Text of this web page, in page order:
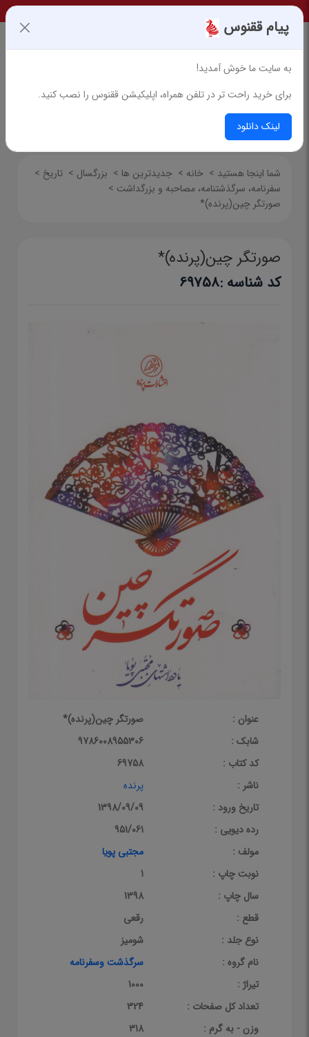
شما اینجا هستید > خانه > جدیدترین ها > بزرگسال > تاریخ >
سفرنامه‌، سرگذشتنامه، مصاحبه و بزرگداشت >
صورتگر چین(پرنده)*
صورتگر چین(پرنده)*
کد شناسه :69758
عنوان :
صورتگر چین(پرنده)*
شابک :
9786008955306
کد کتاب :
69758
ناشر :
پرنده
تاریخ ورود :
1398/09/09
رده دیویی :
951/061
مولف :
مجتبی پویا
نوبت چاپ :
1
سال چاپ :
1398
قطع :
رقعی
نوع جلد :
شومیز
نام گروه :
سرگذشت وسفرنامه
تیراژ :
1000
تعداد کل صفحات :
324
وزن - به گرم :
318
پیام ققنوس
به سایت ما خوش آمدید!
برای خرید راحت تر در تلفن همراه، اپلیکیشن ققنوس را نصب کنید.
لینک دانلود